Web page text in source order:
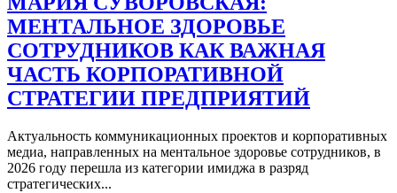
МЕНТАЛЬНОЕ ЗДОРОВЬЕ
СОТРУДНИКОВ КАК ВАЖНАЯ
ЧАСТЬ КОРПОРАТИВНОЙ
СТРАТЕГИИ ПРЕДПРИЯТИЙ
Актуальность коммуникационных проектов и корпоративных
медиа, направленных на ментальное здоровье сотрудников, в
2026 году перешла из категории имиджа в разряд
стратегических...